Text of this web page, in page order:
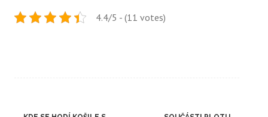
4.4/5 - (11 votes)